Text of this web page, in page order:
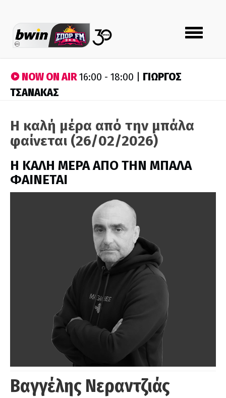
Toggle
navigation
NOW ON AIR16:00 - 18:00 | ΓΙΩΡΓΟΣ
ΤΣΑΝΑΚΑΣ
Η καλή μέρα από την μπάλα
φαίνεται (26/02/2026)
H ΚΑΛΗ ΜΕΡΑ ΑΠΟ ΤΗΝ ΜΠΑΛΑ
ΦΑΙΝΕΤΑΙ
Βαγγέλης Νεραντζιάς